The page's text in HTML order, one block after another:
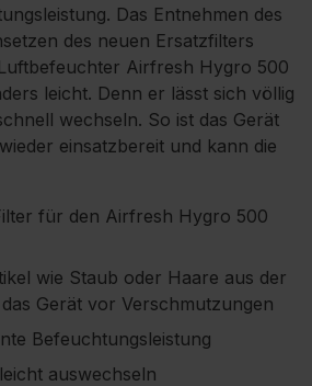
Das Entnehmen des
des neuen Ersatzfilters
Airfresh Hygro 500
leicht. Denn er lässt sich völlig
wechseln. So ist das Gerät
einsatzbereit und kann die
für den Airfresh Hygro 500
wie Staub oder Haare aus der
Gerät vor Verschmutzungen
Befeuchtungsleistung
auswechseln